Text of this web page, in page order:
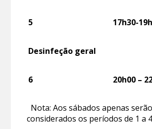
5 17h30-
Desinfeção geral
6 20h00 –
Nota: Aos sábados apenas serão
considerados os períodos de 1 a